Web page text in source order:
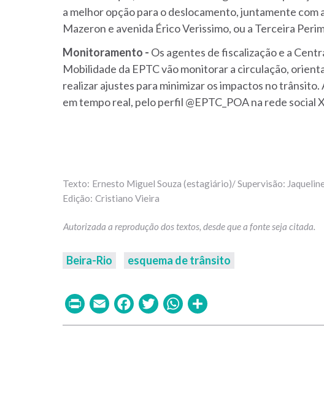
a melhor opção para o deslocamento, juntamente com
Mazeron e avenida Érico Verissimo, ou a Terceira
Monitoramento - Os agentes de fiscalização e a
Mobilidade da EPTC vão monitorar a circulação,
realizar ajustes para minimizar os impactos no
em tempo real, pelo perfil @EPTC_POA na rede social
Ernesto Miguel Souza (estagiário)/ Supervisão:
Cristiano Vieira
Beira-Rio esquema de trânsito
PrintEmailFacebook
TwitterWhatsApp